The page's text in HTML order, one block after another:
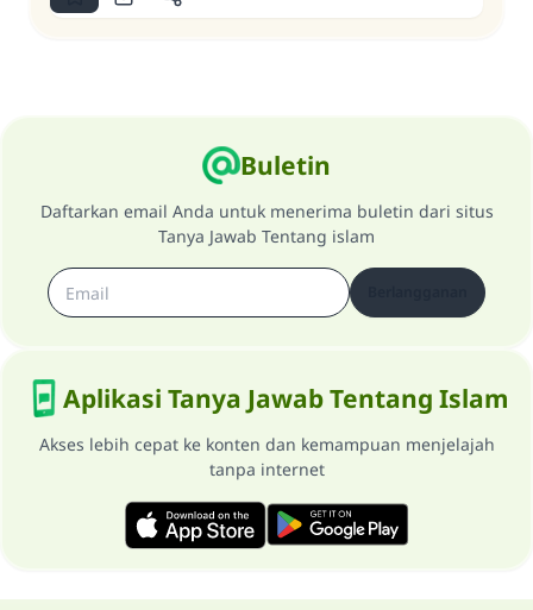
Buletin
Daftarkan email Anda untuk menerima buletin dari situs
Tanya Jawab Tentang islam
Aplikasi Tanya Jawab Tentang Islam
Akses lebih cepat ke konten dan kemampuan menjelajah
tanpa internet